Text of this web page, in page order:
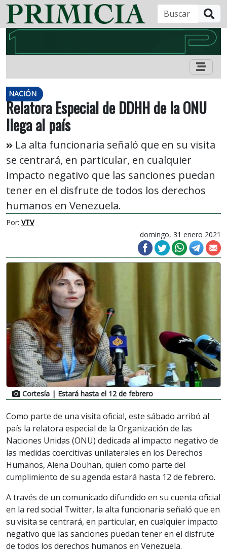
NACIÓN
Relatora Especial de DDHH de la ONU
llega al país
La alta funcionaria señaló que en su visita
se centrará, en particular, en cualquier
impacto negativo que las sanciones puedan
tener en el disfrute de todos los derechos
humanos en Venezuela.
Por: VTV
domingo, 31 enero 2021
Cortesía | Estará hasta el 12 de febrero
Como parte de una visita oficial, este sábado arribó al
país la relatora especial de la Organización de las
Naciones Unidas (ONU) dedicada al impacto negativo de
las medidas coercitivas unilaterales en los Derechos
Humanos, Alena Douhan, quien como parte del
cumplimiento de su agenda estará hasta 12 de febrero.
A través de un comunicado difundido en su cuenta oficial
en la red social Twitter, la alta funcionaria señaló que en
su visita se centrará, en particular, en cualquier impacto
negativo que las sanciones puedan tener en el disfrute
de todos los derechos humanos en Venezuela.